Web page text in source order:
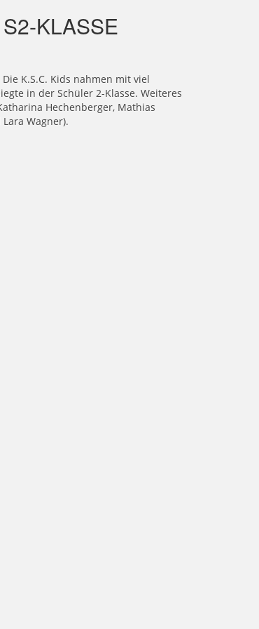
KLASSE
K.S.C. Kids nahmen mit viel
in der Schüler 2-Klasse. Weiteres
Hechenberger, Mathias
Wagner).